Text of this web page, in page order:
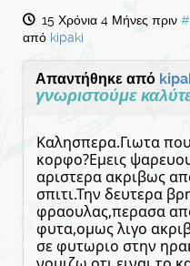
15 Χρόνια 4 Μήνες πριν
από kipaki
Απαντήθηκε από
γνωριστούμε
Kαλησπερα.Γιωτα
κορφο?Εμεις
αριστερα ακριβως
σπιτι.Την δευτερα
φραουλας,περασα
φυτα,ομως λιγο
σε φυτωριο στην